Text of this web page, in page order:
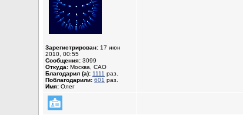
Зарегистрирован: 17 июн
2010, 00:55
Сообщения: 3099
Откуда: Москва, САО
Благодарил (а): 1111 раз.
Поблагодарили: 601 раз.
Имя: Олег